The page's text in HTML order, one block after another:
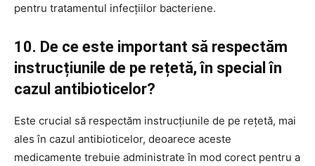
pentru tratamentul infecțiilor bacteriene.
10. De ce este important să respectăm
instrucțiunile de pe rețetă, în special în
cazul antibioticelor?
Este crucial să respectăm instrucțiunile de pe rețetă, mai
ales în cazul antibioticelor, deoarece aceste
medicamente trebuie administrate în mod corect pentru a